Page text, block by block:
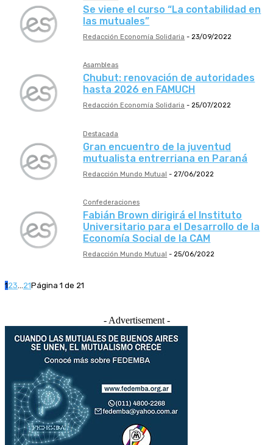
Se viene el curso “La contabilidad en
las mutuales”
Redacción Economía Solidaria - 23/09/2022
Asambleas
Chubut: renovación de autoridades
hasta 2026 en FAMUCH
Redacción Economía Solidaria - 25/07/2022
Destacada
Gran encuentro de la juventud
mutualista entrerriana en Paraná
Redacción Mundo Mutual - 27/06/2022
Confederaciones
Fabián Brown dirigirá el Instituto
Universitario para el Desarrollo de la
Economía Social de la CAM
Redacción Mundo Mutual - 25/06/2022
123...21Página 1 de 21
- Advertisement -